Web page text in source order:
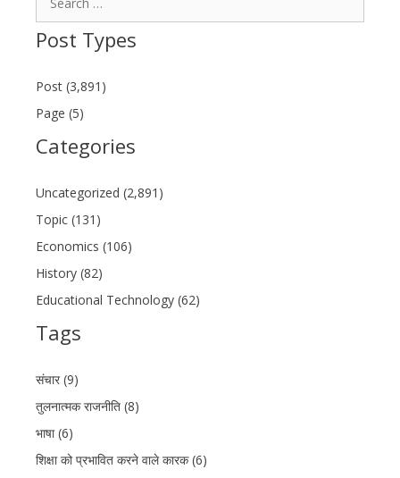
Post Types
Post (3,891)
Page (5)
Categories
Uncategorized (2,891)
Topic (131)
Economics (106)
History (82)
Educational Technology (62)
Tags
संचार (9)
तुलनात्मक राजनीति (8)
भाषा (6)
शिक्षा को प्रभावित करने वाले कारक (6)